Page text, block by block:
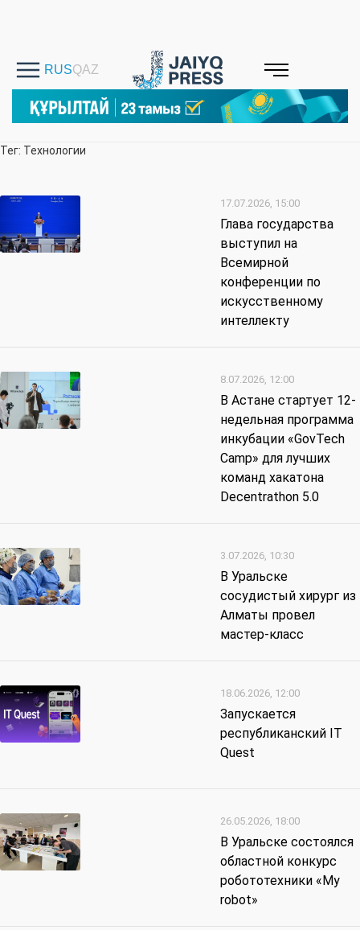
Тег: Технологии
17.07.2026, 15:00
Глава государства
выступил на
Всемирной
конференции по
искусственному
интеллекту
8.07.2026, 12:00
В Астане стартует 12-
недельная программа
инкубации «GovTech
Camp» для лучших
команд хакатона
Decentrathon 5.0
3.07.2026, 10:30
В Уральске
сосудистый хирург из
Алматы провел
мастер-класс
18.06.2026, 12:00
Запускается
республиканский IT
Quest
26.05.2026, 18:00
В Уральске состоялся
областной конкурс
робототехники «My
robot»